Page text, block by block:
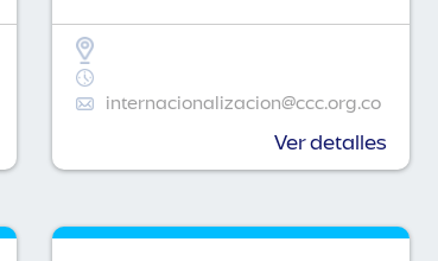
internacionalizacion@ccc.org.co
Ver detalles